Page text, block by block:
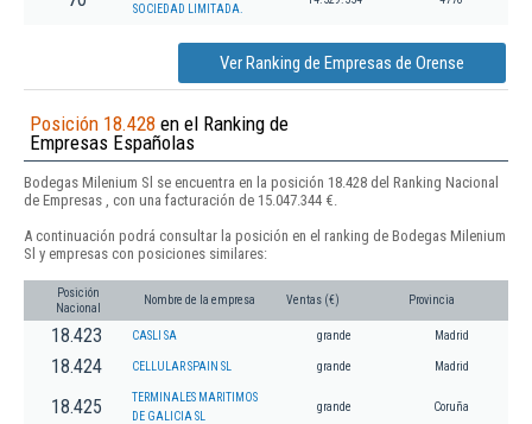
SOCIEDAD LIMITADA.
Ver Ranking de Empresas de Orense
Posición 18.428 en el Ranking de
Empresas Españolas
Bodegas Milenium Sl se encuentra en la posición 18.428 del Ranking Nacional
de Empresas , con una facturación de 15.047.344 €.
A continuación podrá consultar la posición en el ranking de Bodegas Milenium
Sl y empresas con posiciones similares:
Posición
Nacional
Nombre de la empresa Ventas (€) Provincia
18.423 CASLI SA grande Madrid
18.424 CELLULAR SPAIN SL grande Madrid
18.425
TERMINALES MARITIMOS
DE GALICIA SL
grande Coruña